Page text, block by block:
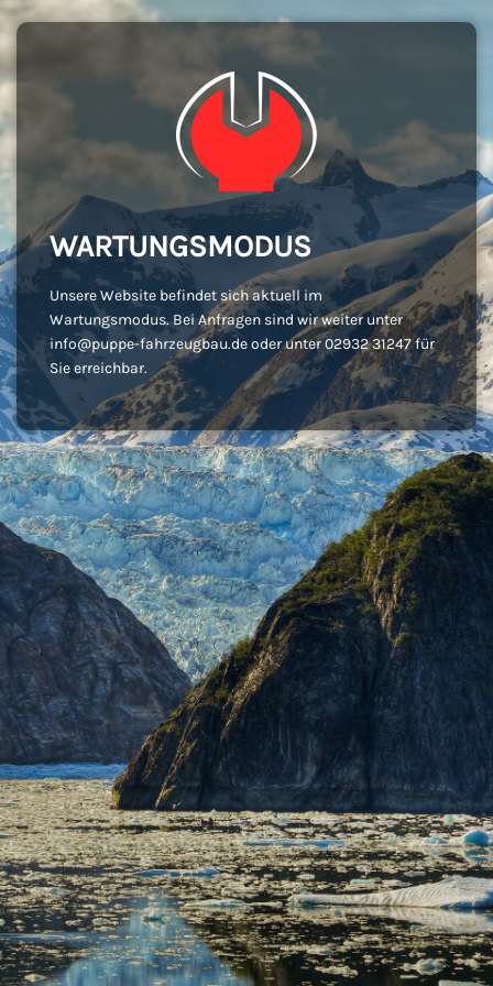
WARTUNGSMODUS
Unsere Website befindet sich aktuell im
Wartungsmodus. Bei Anfragen sind wir weiter unter
info@puppe-fahrzeugbau.de oder unter 02932 31247 für
Sie erreichbar.